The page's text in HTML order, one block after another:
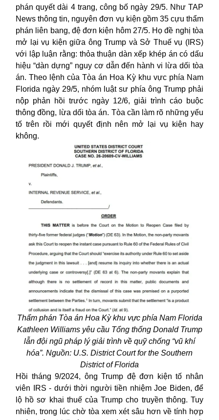
phán quyết dài 4 trang, công bố ngày 29/5. Như TAP
News thông tin, nguyên đơn vụ kiện gồm 35 cựu thẩm
phán liên bang, đệ đơn kiện hôm 27/5. Họ đề nghị tòa
mở lại vụ kiện giữa ông Trump và Sở Thuế vụ (IRS)
với lập luận rằng: thỏa thuận dàn xếp khép án có dấu
hiệu “dàn dựng” nguy cơ dẫn đến hành vi lừa dối tòa
án. Theo lệnh của Tòa án Hoa Kỳ khu vực phía Nam
Florida ngày 29/5, nhóm luật sư phía ông Trump phải
nộp phản hồi trước ngày 12/6, giải trình cáo buộc
thông đồng, lừa dối tòa án. Tòa cần làm rõ những yếu
tố trên rồi mới quyết định nên mở lại vụ kiện hay
không.
Thẩm phán Tòa án Hoa Kỳ khu vực phía Nam Florida
Kathleen Williams yêu cầu Tổng thống Donald Trump
lẫn đội ngũ pháp lý giải trình về quỹ chống “vũ khí
hóa”. Nguồn: U.S. District Court for the Southern
District of Florida
Hồi tháng 9/2024, ông Trump đệ đơn kiện tố nhân
viên IRS - dưới thời người tiền nhiệm Joe Biden, để
lộ hồ sơ khai thuế của Trump cho truyền thông. Tuy
nhiên, trong lúc chờ tòa xem xét sâu hơn về tính hợp